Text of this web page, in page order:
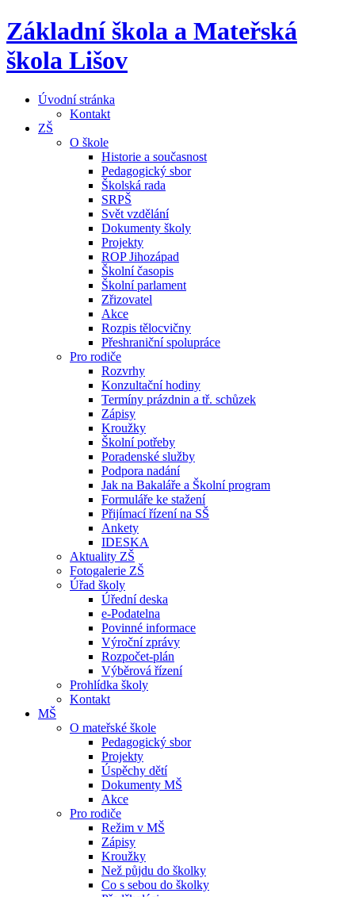
Základní škola a Mateřská
škola Lišov
Úvodní stránka
Kontakt
ZŠ
O škole
Historie a současnost
Pedagogický sbor
Školská rada
SRPŠ
Svět vzdělání
Dokumenty školy
Projekty
ROP Jihozápad
Školní časopis
Školní parlament
Zřizovatel
Akce
Rozpis tělocvičny
Přeshraniční spolupráce
Pro rodiče
Rozvrhy
Konzultační hodiny
Termíny prázdnin a tř. schůzek
Zápisy
Kroužky
Školní potřeby
Poradenské služby
Podpora nadání
Jak na Bakaláře a Školní program
Formuláře ke stažení
Přijímací řízení na SŠ
Ankety
IDESKA
Aktuality ZŠ
Fotogalerie ZŠ
Úřad školy
Úřední deska
e-Podatelna
Povinné informace
Výroční zprávy
Rozpočet-plán
Výběrová řízení
Prohlídka školy
Kontakt
MŠ
O mateřské škole
Pedagogický sbor
Projekty
Úspěchy dětí
Dokumenty MŠ
Akce
Pro rodiče
Režim v MŠ
Zápisy
Kroužky
Než půjdu do školky
Co s sebou do školky